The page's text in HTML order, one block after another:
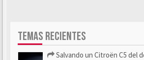
TEMAS RECIENTES
Salvando un Citroën C5 del desguace: